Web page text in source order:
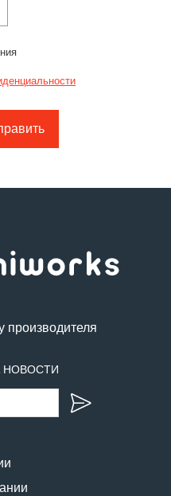
производителя
НОВОСТИ